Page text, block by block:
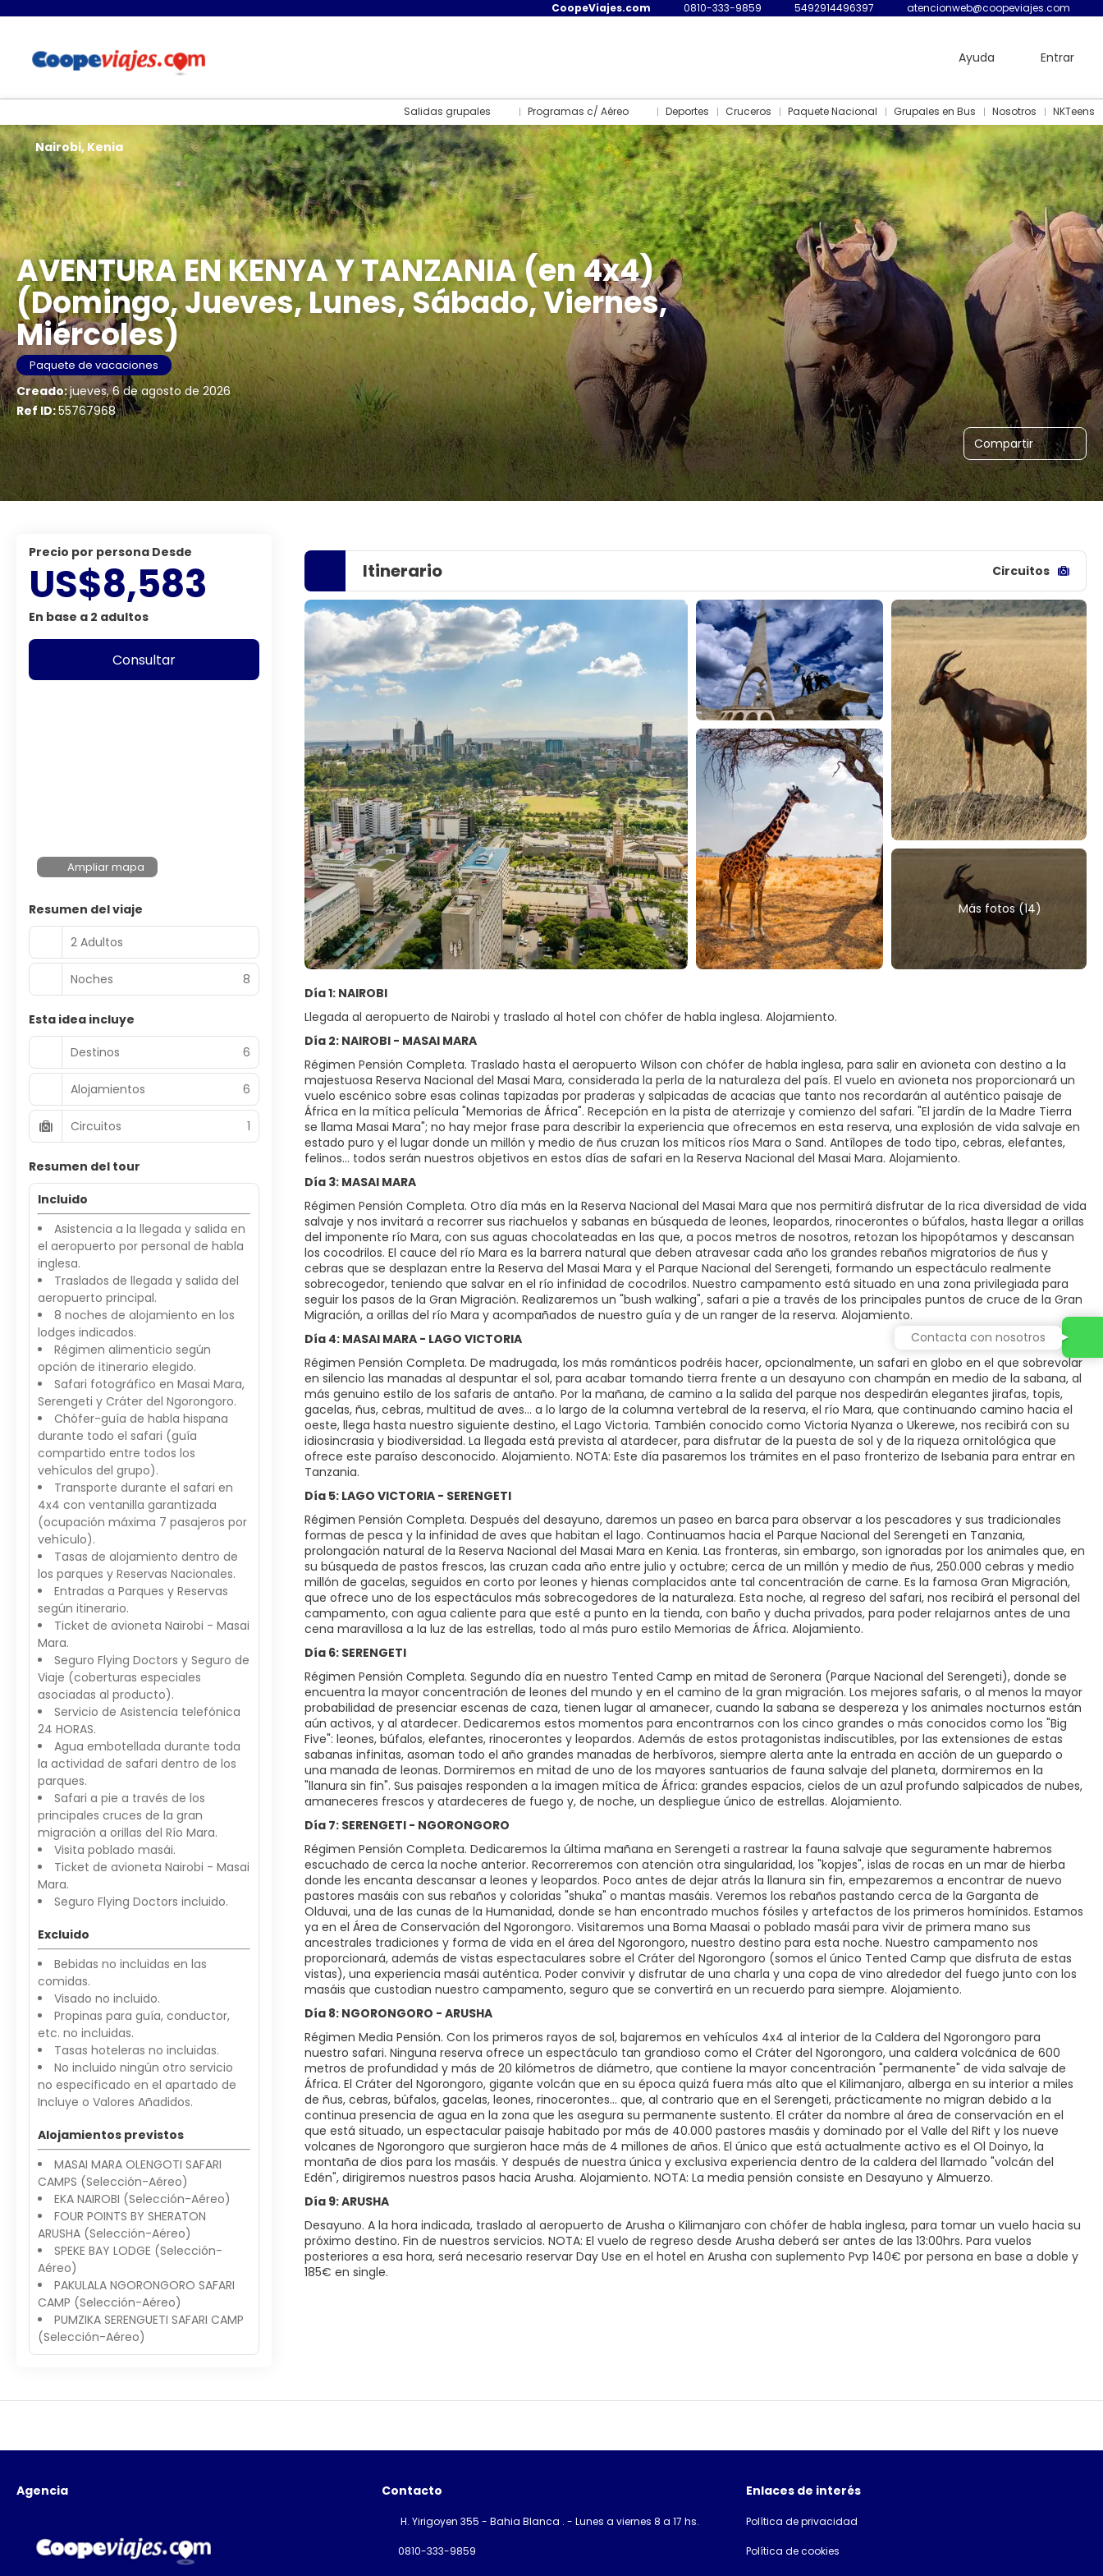
CoopeViajes.com 0810-333-9859 5492914496397 atencionweb@coopeviajes.com
Ayuda Entrar
Salidas grupales Programas c/ Aéreo Deportes Cruceros Paquete Nacional Grupales en Bus Nosotros NKTeens
AVENTURA EN KENYA Y TANZANIA (en 4x4)
(Domingo, Jueves, Lunes, Sábado, Viernes,
Miércoles)
Paquete de vacaciones
Creado:jueves, 6 de agosto de 2026
Ref ID:55767968
Compartir
Nairobi, Kenia
Itinerario Circuitos
Más fotos (14)
Día 1: NAIROBI
Llegada al aeropuerto de Nairobi y traslado al hotel con chófer de habla inglesa. Alojamiento.
Día 2: NAIROBI - MASAI MARA
Régimen Pensión Completa. Traslado hasta el aeropuerto Wilson con chófer de habla inglesa, para salir en avioneta con destino a la
majestuosa Reserva Nacional del Masai Mara, considerada la perla de la naturaleza del país. El vuelo en avioneta nos proporcionará un
vuelo escénico sobre esas colinas tapizadas por praderas y salpicadas de acacias que tanto nos recordarán al auténtico paisaje de
África en la mítica película "Memorias de África". Recepción en la pista de aterrizaje y comienzo del safari. "El jardín de la Madre Tierra
se llama Masai Mara"; no hay mejor frase para describir la experiencia que ofrecemos en esta reserva, una explosión de vida salvaje en
estado puro y el lugar donde un millón y medio de ñus cruzan los míticos ríos Mara o Sand. Antílopes de todo tipo, cebras, elefantes,
felinos... todos serán nuestros objetivos en estos días de safari en la Reserva Nacional del Masai Mara. Alojamiento.
Día 3: MASAI MARA
Régimen Pensión Completa. Otro día más en la Reserva Nacional del Masai Mara que nos permitirá disfrutar de la rica diversidad de vida
salvaje y nos invitará a recorrer sus riachuelos y sabanas en búsqueda de leones, leopardos, rinocerontes o búfalos, hasta llegar a orillas
del imponente río Mara, con sus aguas chocolateadas en las que, a pocos metros de nosotros, retozan los hipopótamos y descansan
los cocodrilos. El cauce del río Mara es la barrera natural que deben atravesar cada año los grandes rebaños migratorios de ñus y
cebras que se desplazan entre la Reserva del Masai Mara y el Parque Nacional del Serengeti, formando un espectáculo realmente
sobrecogedor, teniendo que salvar en el río infinidad de cocodrilos. Nuestro campamento está situado en una zona privilegiada para
seguir los pasos de la Gran Migración. Realizaremos un "bush walking", safari a pie a través de los principales puntos de cruce de la Gran
Migración, a orillas del río Mara y acompañados de nuestro guía y de un ranger de la reserva. Alojamiento.
Día 4: MASAI MARA - LAGO VICTORIA
Régimen Pensión Completa. De madrugada, los más románticos podréis hacer, opcionalmente, un safari en globo en el que sobrevolar
en silencio las manadas al despuntar el sol, para acabar tomando tierra frente a un desayuno con champán en medio de la sabana, al
más genuino estilo de los safaris de antaño. Por la mañana, de camino a la salida del parque nos despedirán elegantes jirafas, topis,
gacelas, ñus, cebras, multitud de aves… a lo largo de la columna vertebral de la reserva, el río Mara, que continuando camino hacia el
oeste, llega hasta nuestro siguiente destino, el Lago Victoria. También conocido como Victoria Nyanza o Ukerewe, nos recibirá con su
idiosincrasia y biodiversidad. La llegada está prevista al atardecer, para disfrutar de la puesta de sol y de la riqueza ornitológica que
ofrece este paraíso desconocido. Alojamiento. NOTA: Este día pasaremos los trámites en el paso fronterizo de Isebania para entrar en
Tanzania.
Día 5: LAGO VICTORIA - SERENGETI
Régimen Pensión Completa. Después del desayuno, daremos un paseo en barca para observar a los pescadores y sus tradicionales
formas de pesca y la infinidad de aves que habitan el lago. Continuamos hacia el Parque Nacional del Serengeti en Tanzania,
prolongación natural de la Reserva Nacional del Masai Mara en Kenia. Las fronteras, sin embargo, son ignoradas por los animales que, en
su búsqueda de pastos frescos, las cruzan cada año entre julio y octubre; cerca de un millón y medio de ñus, 250.000 cebras y medio
millón de gacelas, seguidos en corto por leones y hienas complacidos ante tal concentración de carne. Es la famosa Gran Migración,
que ofrece uno de los espectáculos más sobrecogedores de la naturaleza. Esta noche, al regreso del safari, nos recibirá el personal del
campamento, con agua caliente para que esté a punto en la tienda, con baño y ducha privados, para poder relajarnos antes de una
cena maravillosa a la luz de las estrellas, todo al más puro estilo Memorias de África. Alojamiento.
Día 6: SERENGETI
Régimen Pensión Completa. Segundo día en nuestro Tented Camp en mitad de Seronera (Parque Nacional del Serengeti), donde se
encuentra la mayor concentración de leones del mundo y en el camino de la gran migración. Los mejores safaris, o al menos la mayor
probabilidad de presenciar escenas de caza, tienen lugar al amanecer, cuando la sabana se despereza y los animales nocturnos están
aún activos, y al atardecer. Dedicaremos estos momentos para encontrarnos con los cinco grandes o más conocidos como los "Big
Five": leones, búfalos, elefantes, rinocerontes y leopardos. Además de estos protagonistas indiscutibles, por las extensiones de estas
sabanas infinitas, asoman todo el año grandes manadas de herbívoros, siempre alerta ante la entrada en acción de un guepardo o
una manada de leonas. Dormiremos en mitad de uno de los mayores santuarios de fauna salvaje del planeta, dormiremos en la
"llanura sin fin". Sus paisajes responden a la imagen mítica de África: grandes espacios, cielos de un azul profundo salpicados de nubes,
amaneceres frescos y atardeceres de fuego y, de noche, un despliegue único de estrellas. Alojamiento.
Día 7: SERENGETI - NGORONGORO
Régimen Pensión Completa. Dedicaremos la última mañana en Serengeti a rastrear la fauna salvaje que seguramente habremos
escuchado de cerca la noche anterior. Recorreremos con atención otra singularidad, los "kopjes", islas de rocas en un mar de hierba
donde les encanta descansar a leones y leopardos. Poco antes de dejar atrás la llanura sin fin, empezaremos a encontrar de nuevo
pastores masáis con sus rebaños y coloridas "shuka" o mantas masáis. Veremos los rebaños pastando cerca de la Garganta de
Olduvai, una de las cunas de la Humanidad, donde se han encontrado muchos fósiles y artefactos de los primeros homínidos. Estamos
ya en el Área de Conservación del Ngorongoro. Visitaremos una Boma Maasai o poblado masái para vivir de primera mano sus
ancestrales tradiciones y forma de vida en el área del Ngorongoro, nuestro destino para esta noche. Nuestro campamento nos
proporcionará, además de vistas espectaculares sobre el Cráter del Ngorongoro (somos el único Tented Camp que disfruta de estas
vistas), una experiencia masái auténtica. Poder convivir y disfrutar de una charla y una copa de vino alrededor del fuego junto con los
masáis que custodian nuestro campamento, seguro que se convertirá en un recuerdo para siempre. Alojamiento.
Día 8: NGORONGORO - ARUSHA
Régimen Media Pensión. Con los primeros rayos de sol, bajaremos en vehículos 4x4 al interior de la Caldera del Ngorongoro para
nuestro safari. Ninguna reserva ofrece un espectáculo tan grandioso como el Cráter del Ngorongoro, una caldera volcánica de 600
metros de profundidad y más de 20 kilómetros de diámetro, que contiene la mayor concentración "permanente" de vida salvaje de
África. El Cráter del Ngorongoro, gigante volcán que en su época quizá fuera más alto que el Kilimanjaro, alberga en su interior a miles
de ñus, cebras, búfalos, gacelas, leones, rinocerontes… que, al contrario que en el Serengeti, prácticamente no migran debido a la
continua presencia de agua en la zona que les asegura su permanente sustento. El cráter da nombre al área de conservación en el
que está situado, un espectacular paisaje habitado por más de 40.000 pastores masáis y dominado por el Valle del Rift y los nueve
volcanes de Ngorongoro que surgieron hace más de 4 millones de años. El único que está actualmente activo es el Ol Doinyo, la
montaña de dios para los masáis. Y después de nuestra única y exclusiva experiencia dentro de la caldera del llamado "volcán del
Edén", dirigiremos nuestros pasos hacia Arusha. Alojamiento. NOTA: La media pensión consiste en Desayuno y Almuerzo.
Día 9: ARUSHA
Desayuno. A la hora indicada, traslado al aeropuerto de Arusha o Kilimanjaro con chófer de habla inglesa, para tomar un vuelo hacia su
próximo destino. Fin de nuestros servicios. NOTA: El vuelo de regreso desde Arusha deberá ser antes de las 13:00hrs. Para vuelos
posteriores a esa hora, será necesario reservar Day Use en el hotel en Arusha con suplemento Pvp 140€ por persona en base a doble y
185€ en single.
precio por persona Desde
US$8,583
En base a 2 adultos
Consultar
Ampliar mapa
Resumen del viaje
2 Adultos
Noches 8
Esta idea incluye
Destinos
6
Alojamientos 6
Circuitos 1
Resumen del tour
Incluido
Asistencia a la llegada y salida en
el aeropuerto por personal de habla
inglesa.
Traslados de llegada y salida del
aeropuerto principal.
8 noches de alojamiento en los
lodges indicados.
Régimen alimenticio según
opción de itinerario elegido.
Safari fotográfico en Masai Mara,
Serengeti y Cráter del Ngorongoro.
Chófer-guía de habla hispana
durante todo el safari (guía
compartido entre todos los
vehículos del grupo).
Transporte durante el safari en
4x4 con ventanilla garantizada
(ocupación máxima 7 pasajeros por
vehículo).
Tasas de alojamiento dentro de
los parques y Reservas Nacionales.
Entradas a Parques y Reservas
según itinerario.
Ticket de avioneta Nairobi - Masai
Mara.
Seguro Flying Doctors y Seguro de
Viaje (coberturas especiales
asociadas al producto).
Servicio de Asistencia telefónica
24 HORAS.
Agua embotellada durante toda
la actividad de safari dentro de los
parques.
Safari a pie a través de los
principales cruces de la gran
migración a orillas del Río Mara.
Visita poblado masái.
Ticket de avioneta Nairobi - Masai
Mara.
Seguro Flying Doctors incluido.
Excluido
Bebidas no incluidas en las
comidas.
Visado no incluido.
Propinas para guía, conductor,
etc. no incluidas.
Tasas hoteleras no incluidas.
No incluido ningún otro servicio
no especificado en el apartado de
Incluye o Valores Añadidos.
Alojamientos previstos
MASAI MARA OLENGOTI SAFARI
CAMPS (Selección-Aéreo)
EKA NAIROBI (Selección-Aéreo)
FOUR POINTS BY SHERATON
ARUSHA (Selección-Aéreo)
SPEKE BAY LODGE (Selección-
Aéreo)
PAKULALA NGORONGORO SAFARI
CAMP (Selección-Aéreo)
PUMZIKA SERENGUETI SAFARI CAMP
(Selección-Aéreo)
Agencia Contacto
H. Yirigoyen 355 - Bahia Blanca . - Lunes a viernes 8 a 17 hs.
0810-333-9859
Enlaces de interés
Política de privacidad
Política de cookies
Contacta con nosotros